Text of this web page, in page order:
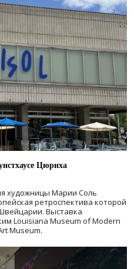
Цюриха
художницы Марии Соль
ретроспектива которой
Выставка
Louisiana Museum of Modern
Museum.